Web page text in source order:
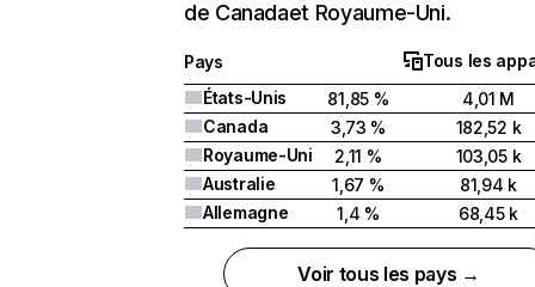
de Canadaet Royaume-Uni.
Pays
Tous les
États-Unis
81,85 %
4,01 M
Canada
3,73 %
182,52 k
Royaume-Uni
2,11 %
103,05 k
Australie
1,67 %
81,94 k
Allemagne
1,4 % 68,45 k
Voir tous les pays →